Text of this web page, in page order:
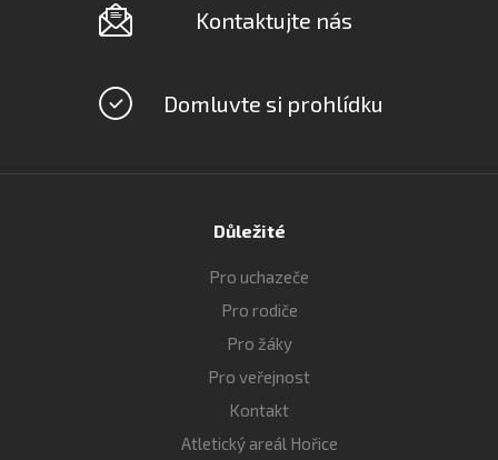
Kontaktujte nás
Domluvte si prohlídku
Důležité
Pro uchazeče
Pro rodiče
Pro žáky
Pro veřejnost
Kontakt
Atletický areál Hořice